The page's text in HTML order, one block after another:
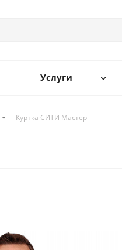
Услуги
- Куртка СИТИ Мастер